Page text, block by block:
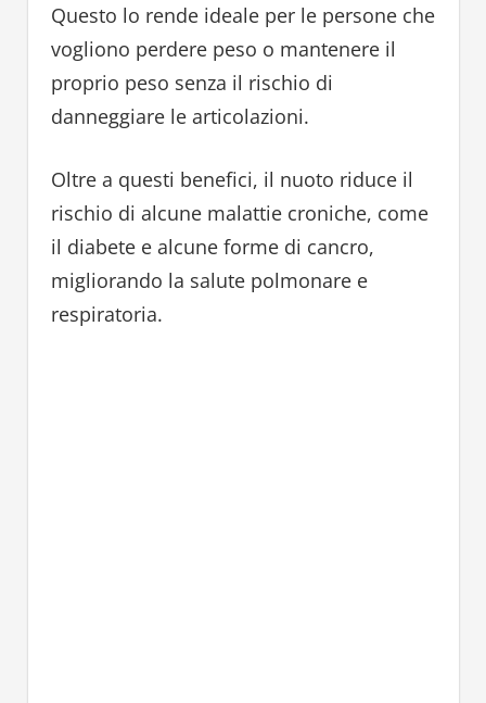
Questo lo rende ideale per le persone che
vogliono perdere peso o mantenere il
proprio peso senza il rischio di
danneggiare le articolazioni.
Oltre a questi benefici, il nuoto riduce il
rischio di alcune malattie croniche, come
il diabete e alcune forme di cancro,
migliorando la salute polmonare e
respiratoria.